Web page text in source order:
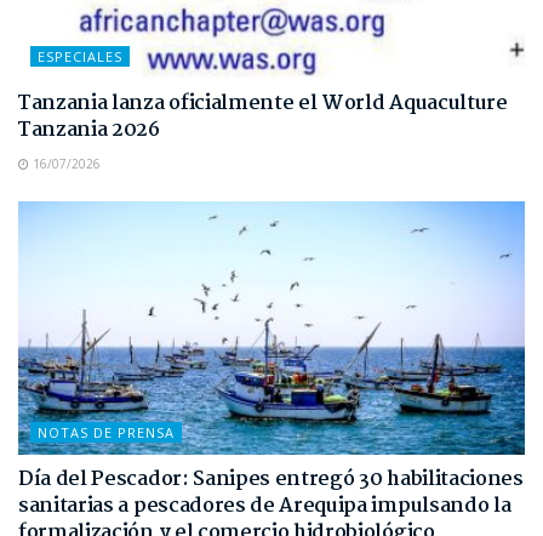
ESPECIALES
Tanzania lanza oficialmente el World Aquaculture
Tanzania 2026
16/07/2026
NOTAS DE PRENSA
Día del Pescador: Sanipes entregó 30 habilitaciones
sanitarias a pescadores de Arequipa impulsando la